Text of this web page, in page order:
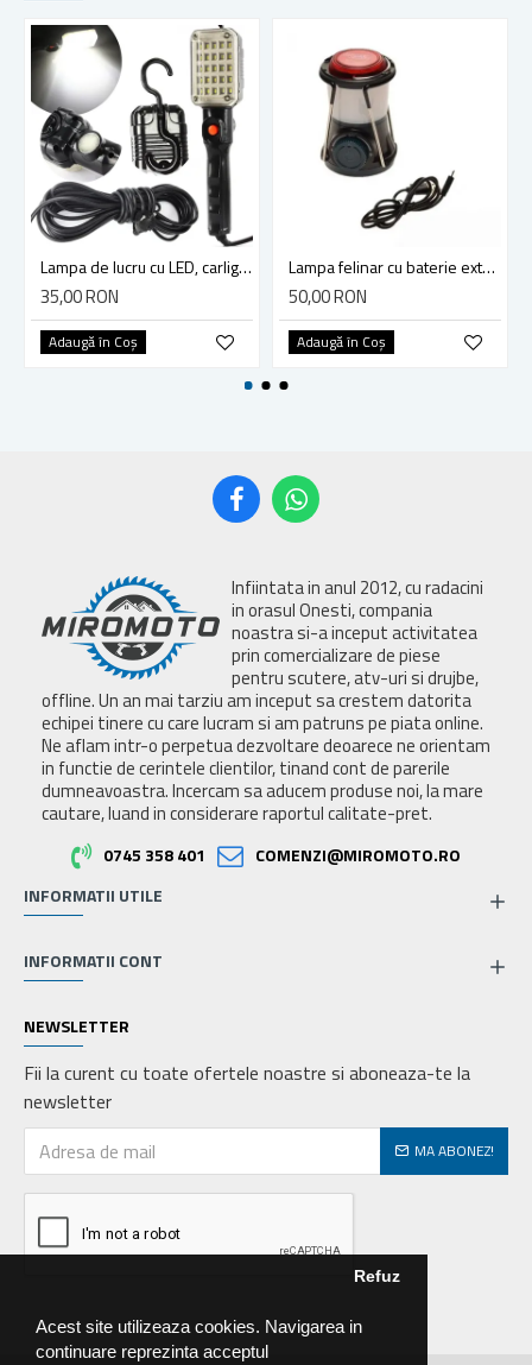
Acest site utilizeaza cookies. Navigarea in
continuare reprezinta acceptul
Refuz
Lampa de lucru cu LED, carlig si magnet, lungime cablu 10m, 30 LED
35,00 RON
Adaugă în Coş
Lampa felinar cu baterie externa
50,00 RON
Adaugă în Coş
Infiintata in anul 2012, cu radacini
in orasul Onesti, compania
noastra si-a inceput activitatea
prin comercializare de piese
pentru scutere, atv-uri si drujbe,
offline. Un an mai tarziu am inceput sa crestem datorita
echipei tinere cu care lucram si am patruns pe piata online.
Ne aflam intr-o perpetua dezvoltare deoarece ne orientam
in functie de cerintele clientilor, tinand cont de parerile
dumneavoastra. Incercam sa aducem produse noi, la mare
cautare, luand in considerare raportul calitate-pret.
0745 358 401
COMENZI@MIROMOTO.RO
INFORMATII UTILE
INFORMATII CONT
NEWSLETTER
Fii la curent cu toate ofertele noastre si aboneaza-te la
newsletter
MA ABONEZ!